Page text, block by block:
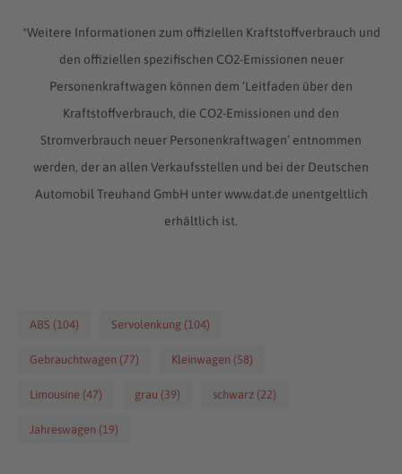
*Weitere Informationen zum offiziellen Kraftstoffverbrauch und
den offiziellen spezifischen CO2-Emissionen neuer
Personenkraftwagen können dem ‘Leitfaden über den
Kraftstoffverbrauch, die CO2-Emissionen und den
Stromverbrauch neuer Personenkraftwagen’ entnommen
werden, der an allen Verkaufsstellen und bei der Deutschen
Automobil Treuhand GmbH unter www.dat.de unentgeltlich
erhältlich ist.
ABS (104) Servolenkung (104)
Gebrauchtwagen (77) Kleinwagen (58)
Limousine (47) grau (39) schwarz (22)
Jahreswagen (19)